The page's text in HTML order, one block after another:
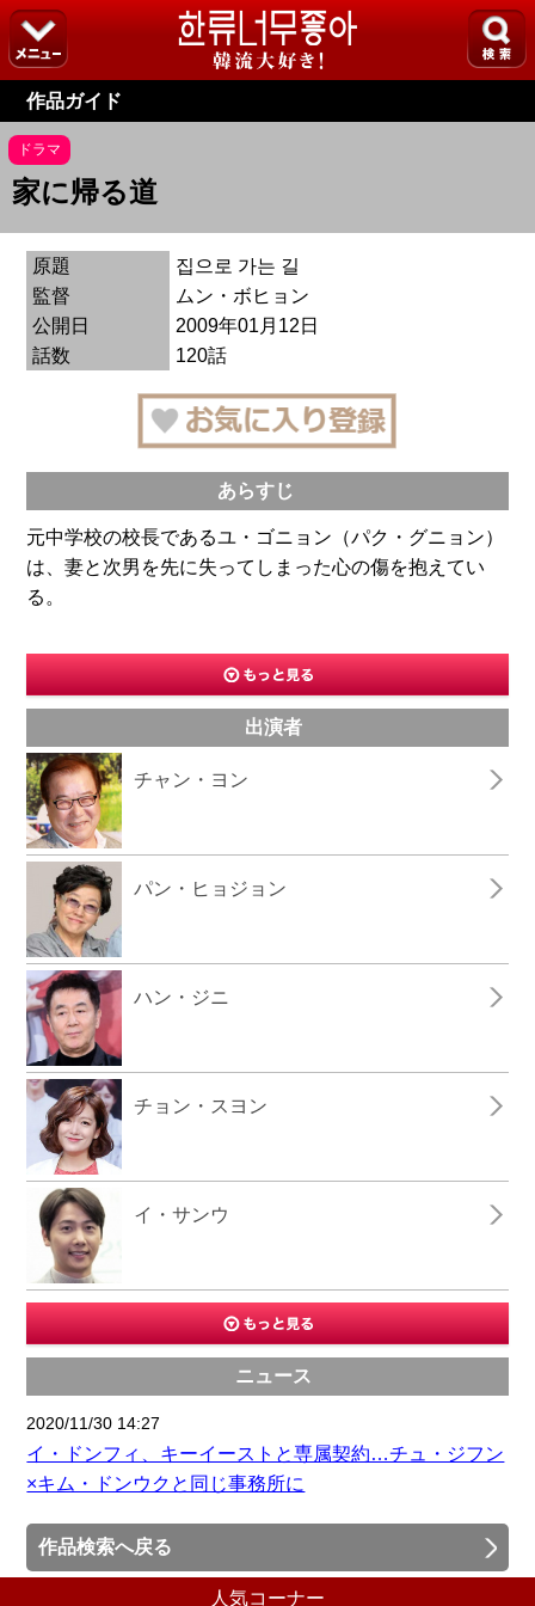
作品ガイド
ドラマ
家に帰る道
原題
집으로 가는 길
監督
ムン・ボヒョン
公開日
2009年01月12日
話数
120話
あらすじ
元中学校の校長であるユ・ゴニョン（パク・グニョン）
は、妻と次男を先に失ってしまった心の傷を抱えてい
る。
出演者
チャン・ヨン
パン・ヒョジョン
ハン・ジニ
チョン・スヨン
イ・サンウ
ニュース
2020/11/30 14:27
イ・ドンフィ、キーイーストと専属契約…チュ・ジフン
×キム・ドンウクと同じ事務所に
作品検索へ戻る
人気コーナー